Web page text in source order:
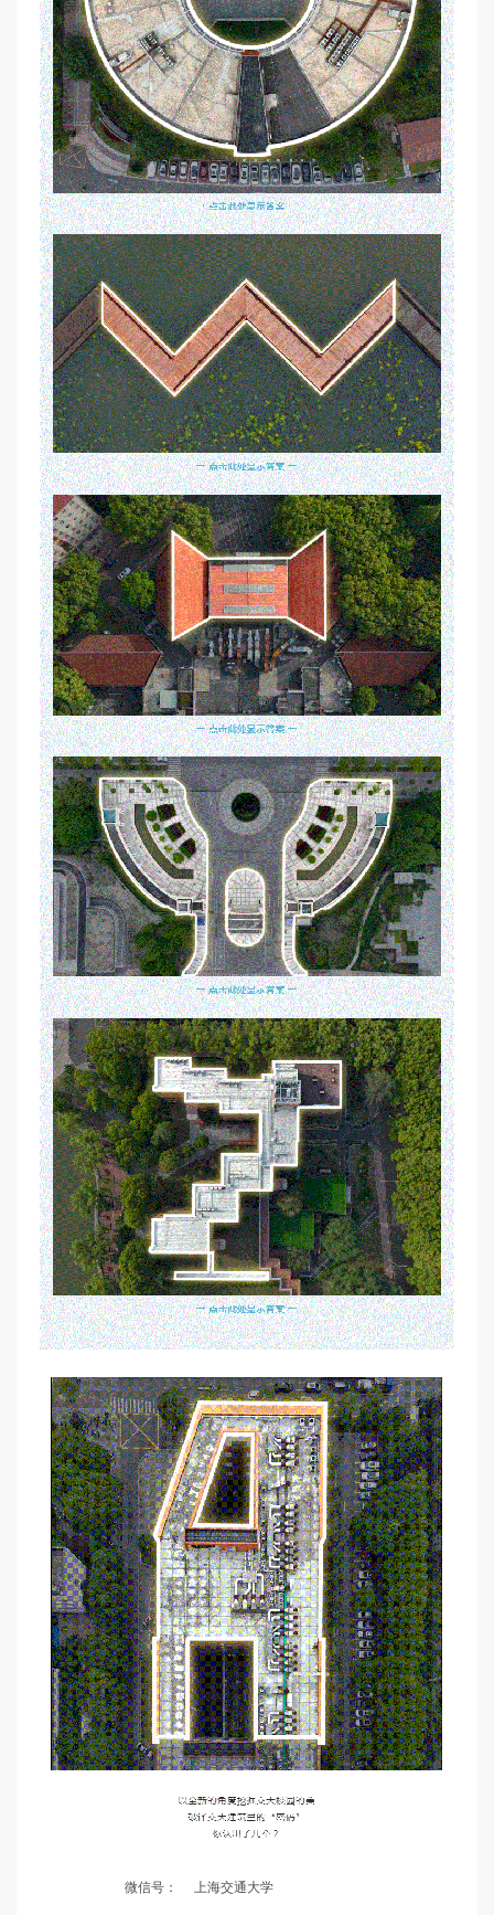
微信号： 上海交通大学